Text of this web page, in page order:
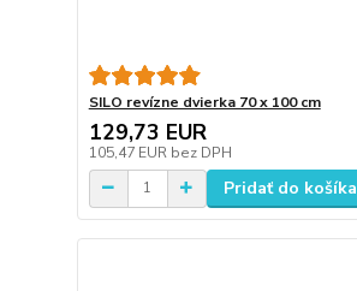
SILO revízne dvierka 70 x 100 cm
129,73 EUR
105,47 EUR bez DPH
Pridať do košíka